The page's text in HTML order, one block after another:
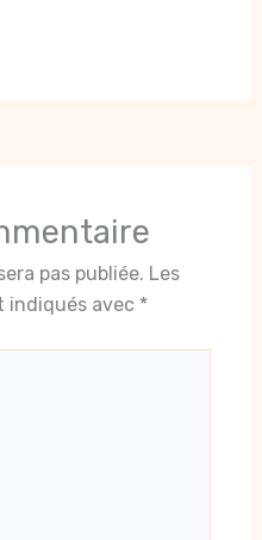
pas publiée. Les
indiqués avec *